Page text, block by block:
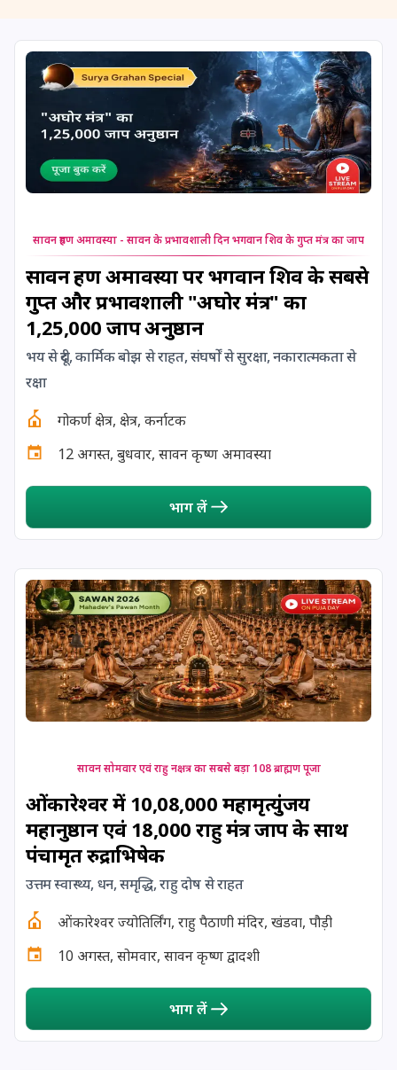
11 August, 2026 Sawan Shivaratri
12 August, 2026 Aadi Amavasai
12 August, 2026 Anvadhan
Hariyali Amavasya
12 August, 2026
13 August, 2026
13 August, 2026
15 August, 2026 Andal Jayanthi
15 August, 2026 Hariyali Teej
15 August, 2026 Independence Day
16 August, 2026 Vinayaka Chaturthi
Nag Pancham *Gujarati
17 August, 2026 Shravan Somwar Vrat
17 August, 2026
18 August, 2026 Kalki Jayanti
18 August, 2026 Mangala Gauri Vrat
18 August, 2026 Skanda Sashti
सावन ग्रहण अमावस्या - सावन के प्रभावशाली दिन भगवान शिव के गुप्त मंत्र का जाप
सावन ग्रहण अमावस्या पर भगवान शिव के सबसे
गुप्त और प्रभावशाली "अघोर मंत्र" का
1,25,000 जाप अनुष्ठान
भय से दूरी, कार्मिक बोझ से राहत, संघर्षों से सुरक्षा, नकारात्मकता से
रक्षा
गोकर्ण क्षेत्र, क्षेत्र, कर्नाटक
12 अगस्त, बुधवार, सावन कृष्ण अमावस्या
भाग लें
सावन सोमवार एवं राहु नक्षत्र का सबसे बड़ा 108 ब्राह्मण पूजा
ओंकारेश्वर में 10,08,000 महामृत्युंजय
महानुष्ठान एवं 18,000 राहु मंत्र जाप के साथ
पंचामृत रुद्राभिषेक
उत्तम स्वास्थ्य, धन, समृद्धि, राहु दोष से राहत
ओंकारेश्वर ज्योतिर्लिंग, राहु पैठाणी मंदिर, खंडवा, पौड़ी
10 अगस्त, सोमवार, सावन कृष्ण द्वादशी
भाग लें